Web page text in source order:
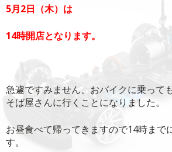
5月2日（木）は
14時開店となります。
急遽ですみません、おバイクに乗って
そば屋さんに行くことになりました。
お昼食べて帰ってきますので14時まで
す。